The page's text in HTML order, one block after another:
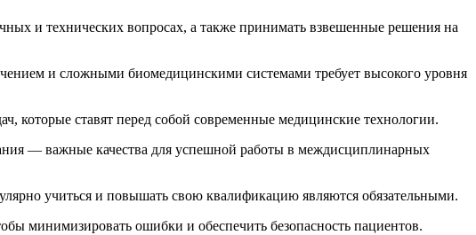
и технических вопросах, а также принимать взвешенные решения на
и сложными биомедицинскими системами требует высокого уровня
которые ставят перед собой современные медицинские технологии.
— важные качества для успешной работы в междисциплинарных
учиться и повышать свою квалификацию являются обязательными.
минимизировать ошибки и обеспечить безопасность пациентов.